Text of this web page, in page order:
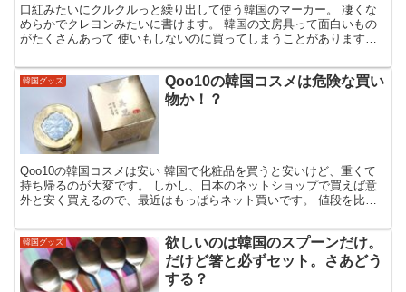
口紅みたいにクルクルっと繰り出して使う韓国のマーカー。 凄くな
めらかでクレヨンみたいに書けます。 韓国の文房具って面白いもの
がたくさんあって 使いもしないのに買ってしまうことがあります。
韓国グッズ
Qoo10の韓国コスメは危険な買い
物か！？
Qoo10の韓国コスメは安い 韓国で化粧品を買うと安いけど、重くて
持ち帰るのが大変です。 しかし、日本のネットショップで買えば意
外と安く買えるので、最近はもっぱらネット買いです。 値段を比較
韓国グッズ
欲しいのは韓国のスプーンだけ。
だけど箸と必ずセット。さあどう
する？